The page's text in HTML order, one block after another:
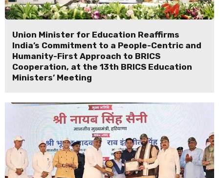
Union Minister for Education Reaffirms
India’s Commitment to a People-Centric and
Humanity-First Approach to BRICS
Cooperation, at the 13th BRICS Education
Ministers’ Meeting